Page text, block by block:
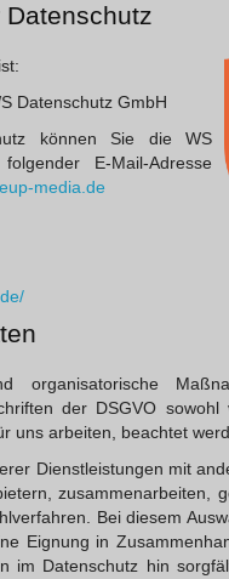
Datenschutz GmbH
können Sie die WS
E-Mail-Adresse
media.de
organisatorische
der DSGVO
uns arbeiten, beachtet
Dienstleistungen mit
zusammenarbeiten,
Bei diesem
Eignung in
im Datenschutz hin